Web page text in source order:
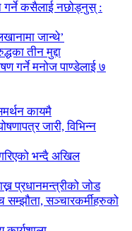
गर्ने कसैलाई नछोड्नुस् :
जान्थे’
तीन मुद्दा
गर्ने मनोज पाण्डेलाई ७
कायमै
जारी, विभिन्न
भन्दै अखिल
प्रधानमन्त्रीको जोड
सम्झौता, सञ्चारकर्मीहरुको